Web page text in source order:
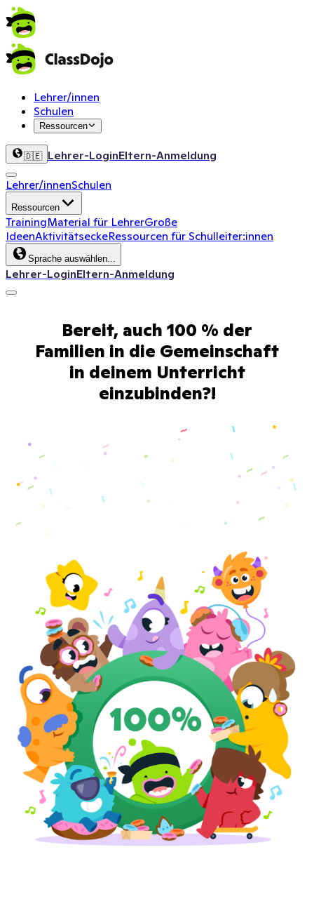
Lehrer/innen
Schulen
Ressourcen
🇩🇪 Lehrer-LoginEltern-Anmeldung
Lehrer/innenSchulen
Ressourcen
TrainingMaterial für LehrerGroße
IdeenAktivitätseckeRessourcen für Schulleiter:innen
Sprache auswählen...
Lehrer-LoginEltern-Anmeldung
Bereit, auch 100 % der
Familien in die Gemeinschaft
in deinem Unterricht
einzubinden?!